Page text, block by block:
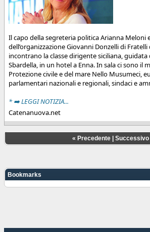
Il capo della segreteria politica Arianna Meloni
dell’organizzazione Giovanni Donzelli di Fratelli
incontrano la classe dirigente siciliana,
Sbardella, in un hotel a Enna. In sala ci sono il
Protezione civile e del mare Nello Musumeci,
parlamentari nazionali e regionali, sindaci e
* ➡️ LEGGI NOTIZIA...
Catenanuova.net
« Precedente Successivo
Bookmarks